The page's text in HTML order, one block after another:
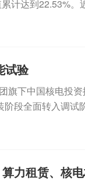
有资金和银行股
额不低于1亿元（
《中国建设银行
限3年。公司按需
。8月4日晚间
限合伙人（LP）
合伙）（下称“
计达到22.53%
。
试验
旗下中国核电投
阶段全面转入调
力租赁、核